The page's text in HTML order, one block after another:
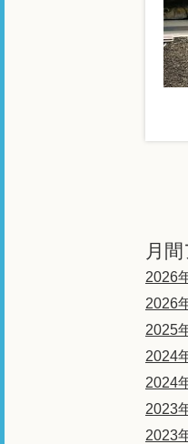
月
2026
2026
2025
2024
2024
2023
2023